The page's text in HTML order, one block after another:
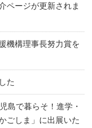
ページが更新されま
機構理事長努力賞を
た
島で暮らそ！進学・
ごしま」に出展いた